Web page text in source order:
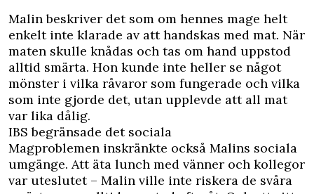
Malin beskriver det som om hennes mage helt
enkelt inte klarade av att handskas med mat. När
maten skulle knådas och tas om hand uppstod
alltid smärta. Hon kunde inte heller se något
mönster i vilka råvaror som fungerade och vilka
som inte gjorde det, utan upplevde att all mat
var lika dålig.
IBS begränsade det sociala
Magproblemen inskränkte också Malins sociala
umgänge. Att äta lunch med vänner och kollegor
var uteslutet – Malin ville inte riskera de svåra